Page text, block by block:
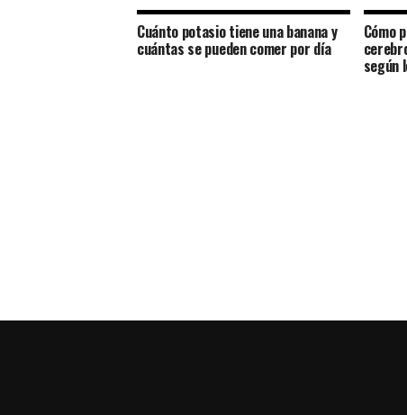
Cuánto potasio tiene una banana y
cuántas se pueden comer por día
Cómo
según